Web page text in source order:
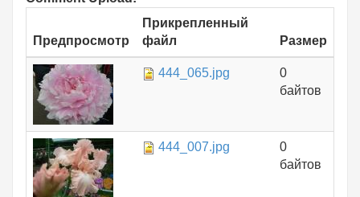
Предпросмотр
Прикрепленный
файл
Размер
444_065.jpg
0
байтов
444_007.jpg
0
байтов